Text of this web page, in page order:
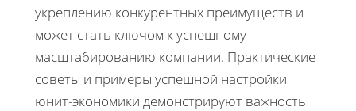
укреплению конкурентных преимуществ и
может стать ключом к успешному
масштабированию компании. Практические
советы и примеры успешной настройки
юнит-экономики демонстрируют важность